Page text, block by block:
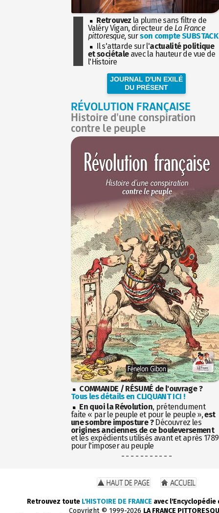
Retrouvez la plume sans filtre de
Valéry Vigan, directeur de La France
pittoresque, surson compte SUBSTACK
Il s'attarde sur l'actualité politique
et sociétaleavec la hauteur de vue de
l'Histoire
JOURNAL D'UN EXILÉ
DU PRÉSENT
RÉVOLUTION FRANÇAISE
Histoire d'une conspiration
contre le peuple
COMMANDE / RÉSUMÉ de l'ouvrage ?
Tous les détails en CLIQUANT ICI !
En quoi la Révolution, prétendument
faite « par le peuple et pour le peuple »,est
une sombre imposture ?Découvrez les
origines anciennes de ce bouleversement
et les expédients utilisés avant et après 1789
pour l'imposer au peuple
- - - - - - - - - - -
Retrouvez toute L'HISTOIRE DE FRANCE avec
Copyright © 1999-2026 LA FRANCE